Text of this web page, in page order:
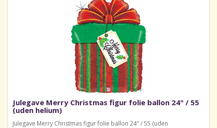
Julegave Merry Christmas figur folie ballon 24" / 55
(uden helium)
Julegave Merry Christmas figur folie ballon 24" / 55 (uden